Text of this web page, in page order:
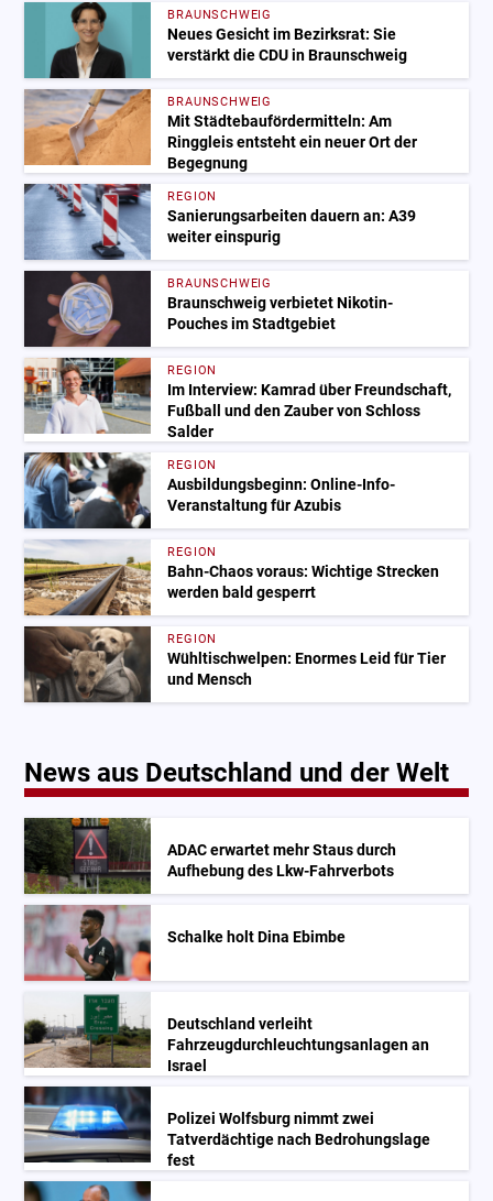
BRAUNSCHWEIG
Neues Gesicht im Bezirksrat: Sie
verstärkt die CDU in Braunschweig
BRAUNSCHWEIG
Mit Städtebaufördermitteln: Am
Ringgleis entsteht ein neuer Ort der
Begegnung
REGION
Sanierungsarbeiten dauern an: A39
weiter einspurig
BRAUNSCHWEIG
Braunschweig verbietet Nikotin-
Pouches im Stadtgebiet
REGION
Im Interview: Kamrad über Freundschaft,
Fußball und den Zauber von Schloss
Salder
REGION
Ausbildungsbeginn: Online-Info-
Veranstaltung für Azubis
REGION
Bahn-Chaos voraus: Wichtige Strecken
werden bald gesperrt
REGION
Wühltischwelpen: Enormes Leid für Tier
und Mensch
News aus Deutschland und der Welt
ADAC erwartet mehr Staus durch
Aufhebung des Lkw-Fahrverbots
Schalke holt Dina Ebimbe
Deutschland verleiht
Fahrzeugdurchleuchtungsanlagen an
Israel
Polizei Wolfsburg nimmt zwei
Tatverdächtige nach Bedrohungslage
fest